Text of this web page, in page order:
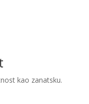
kao zanatsku.